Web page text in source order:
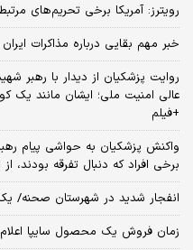
رویترز: آمریکا برخی تحریم‌های
خبر مهم بقایی درباره مذاکرات
روایت پزشکیان از دیدار با رهبر
عالی امنیت ملی؛ ایشان مانند یک
+فیلم
واکنش پزشکیان به حواشی پیام
برخی افراد که دنبال تفرقه
انفجار شدید در شهرستان صحنه/
زمان فروش یک محصول سایپا